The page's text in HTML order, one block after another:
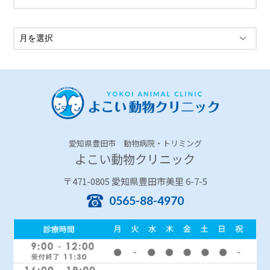
愛知県豊田市 動物病院・トリミング
よこい動物クリニック
〒471-0805 愛知県豊田市美里 6-7-5
0565-88-4970